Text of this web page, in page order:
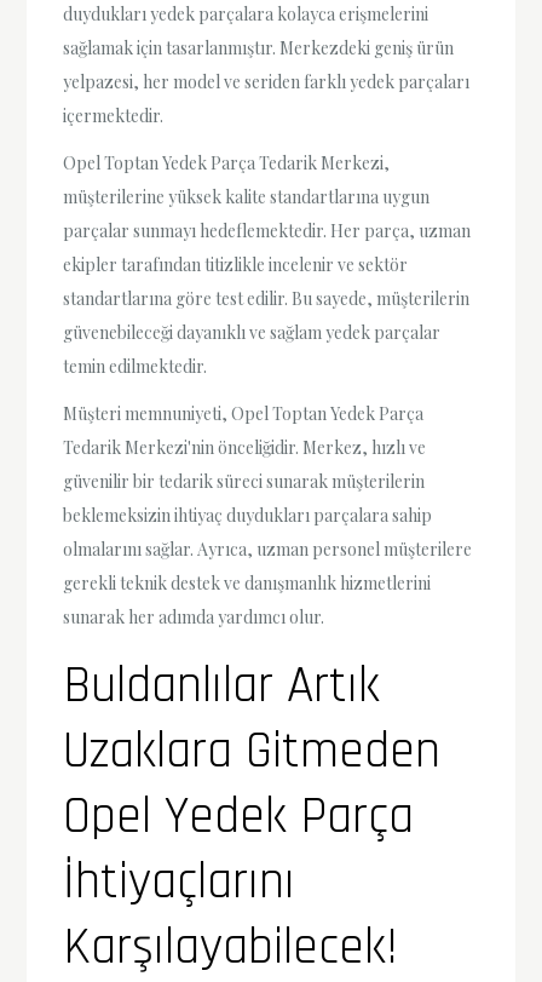
duydukları yedek parçalara kolayca erişmelerini
sağlamak için tasarlanmıştır. Merkezdeki geniş ürün
yelpazesi, her model ve seriden farklı yedek parçaları
içermektedir.
Opel Toptan Yedek Parça Tedarik Merkezi,
müşterilerine yüksek kalite standartlarına uygun
parçalar sunmayı hedeflemektedir. Her parça, uzman
ekipler tarafından titizlikle incelenir ve sektör
standartlarına göre test edilir. Bu sayede, müşterilerin
güvenebileceği dayanıklı ve sağlam yedek parçalar
temin edilmektedir.
Müşteri memnuniyeti, Opel Toptan Yedek Parça
Tedarik Merkezi'nin önceliğidir. Merkez, hızlı ve
güvenilir bir tedarik süreci sunarak müşterilerin
beklemeksizin ihtiyaç duydukları parçalara sahip
olmalarını sağlar. Ayrıca, uzman personel müşterilere
gerekli teknik destek ve danışmanlık hizmetlerini
sunarak her adımda yardımcı olur.
Buldanlılar Artık
Uzaklara Gitmeden
Opel Yedek Parça
İhtiyaçlarını
Karşılayabilecek!